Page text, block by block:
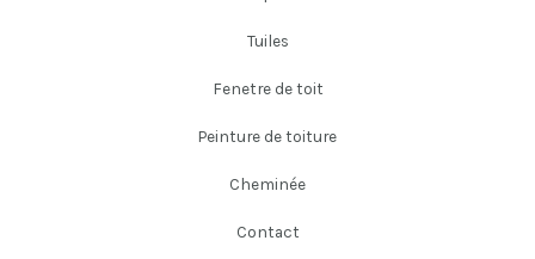
Tuiles
Fenetre de toit
Peinture de toiture
Cheminée
Contact